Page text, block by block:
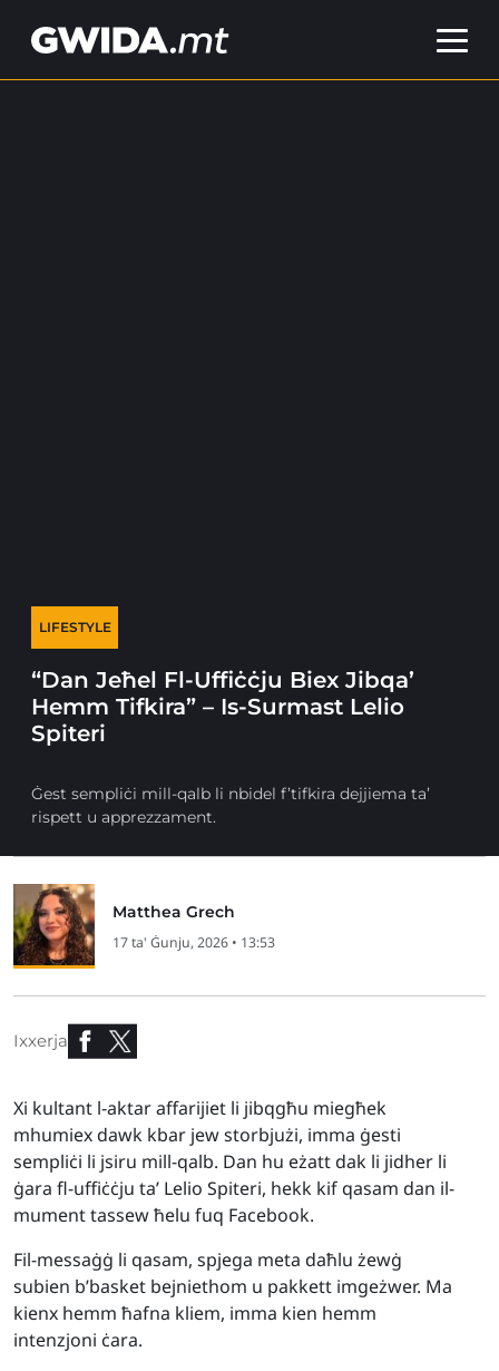
LIFESTYLE
“Dan Jeħel Fl-Uffiċċju Biex Jibqa’
Hemm Tifkira” – Is-Surmast Lelio
Spiteri
Ġest sempliċi mill-qalb li nbidel f’tifkira dejjiema ta’
rispett u apprezzament.
Matthea Grech
17 ta' Ġunju, 2026 • 13:53
Ixxerja
Xi kultant l-aktar affarijiet li jibqgħu miegħek
mhumiex dawk kbar jew storbjużi, imma ġesti
sempliċi li jsiru mill-qalb. Dan hu eżatt dak li jidher li
ġara fl-uffiċċju ta’ Lelio Spiteri, hekk kif qasam dan il-
mument tassew ħelu fuq Facebook.
Fil-messaġġ li qasam, spjega meta daħlu żewġ
subien b’basket bejniethom u pakkett imgeżwer. Ma
kienx hemm ħafna kliem, imma kien hemm
intenzjoni ċara.